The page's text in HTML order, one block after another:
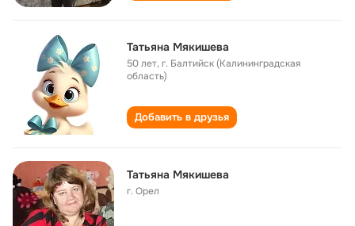
Татьяна Мякишева
50 лет,г. Балтийск (Калининградская
область)
Добавить в друзья
Татьяна Мякишева
г. Орел